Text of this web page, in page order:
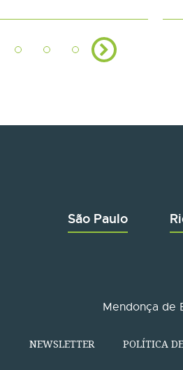
São Paulo
Mendonça de
NEWSLETTER POLÍTICA